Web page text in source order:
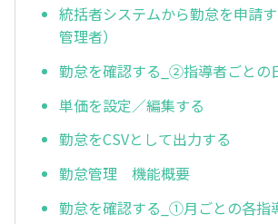
統括者システムから勤怠を申請
管理者）
勤怠を確認する_②指導者ごとの
単価を設定／編集する
勤怠をCSVとして出力する
勤怠管理 機能概要
勤怠を確認する_①月ごとの各指